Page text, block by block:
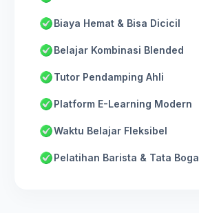
Biaya Hemat & Bisa Dicicil
Belajar Kombinasi Blended
Tutor Pendamping Ahli
Platform E-Learning Modern
Waktu Belajar Fleksibel
Pelatihan Barista & Tata Boga